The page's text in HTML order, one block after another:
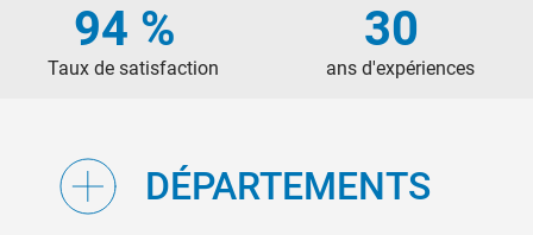
94 %
Taux de satisfaction
30
ans d'expériences
DÉPARTEMENTS